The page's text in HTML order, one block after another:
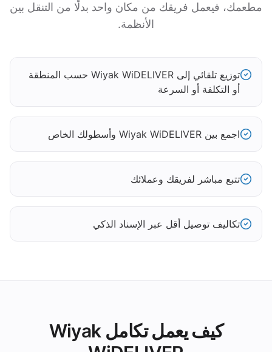
مطعمك، فيعمل فريقك من مكان واحد بدلًا من التنقل بين
الأنظمة.
توزيع تلقائي إلى Wiyak WiDELIVER حسب المنطقة
أو التكلفة أو السرعة
اجمع بين Wiyak WiDELIVER وأسطولك الخاص
تتبع مباشر لفريقك وعملائك
تكاليف توصيل أقل عبر الإسناد الذكي
كيف يعمل تكامل Wiyak